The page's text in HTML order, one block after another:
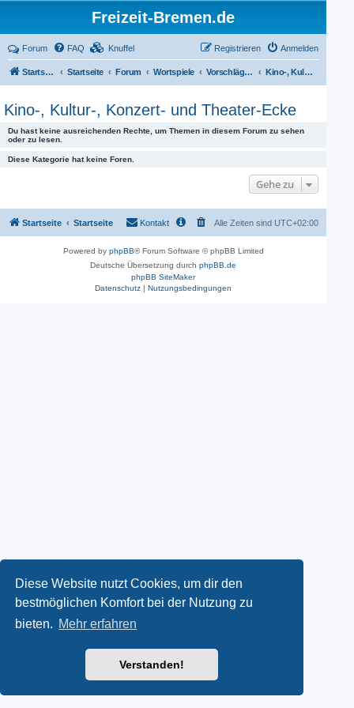
Diese Website nutzt Cookies, um dir den
bestmöglichen Komfort bei der Nutzung zu
bieten. Mehr erfahren
Verstanden!
Freizeit-Bremen.de
Forum FAQ Knuffel Anmelden
Registrieren
Startseite Startseite Forum Wortspiele Vorschläge für Aktivitäten Kino-, Kultur-, Konzert- und Theater-Ecke
Kino-, Kultur-, Konzert- und Theater-Ecke
Du hast keine ausreichenden Rechte, um Themen in diesem Forum zu sehen
oder zu lesen.
Diese Kategorie hat keine Foren.
Gehe zu
Startseite Startseite Alle Zeiten sind UTC+02:00
Kontakt
Powered by phpBB® Forum Software © phpBB Limited
Deutsche Übersetzung durchphpBB.de
phpBB SiteMaker
Datenschutz |Nutzungsbedingungen